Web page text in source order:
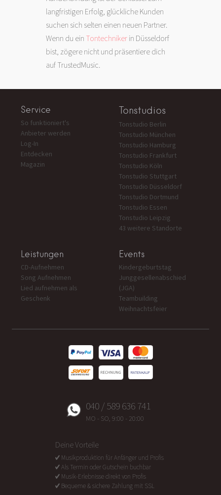
langfristigen Erfolg, glückliche Kunden
suchen sich selten einen neuen Partner.
Wenn du ein Tontechniker in Düsseldorf
bist, zögere nicht und präsentiere dich
auf TrustedMusic.
Service
So funktioniert's
Anbieter werden
Log-In
Entdecken
Magazin
Tonstudios
Tonstudio Berlin
Tonstudio München
Tonstudio Hamburg
Tonstudio Frankfurt
Tonstudio Köln
Tonstudio Stuttgart
Tonstudio Düsseldorf
Tonstudio Dortmund
Tonstudio Essen
Tonstudio Leipzig
43 weitere Standorte
Leistungen
CD-Aufnehmen
Song Aufnehmen
Lied aufnehmen als
Geschenk
Events
Kindergeburtstag
Junggesellenabschied
(JGA)
Teambuilding
Weihnachtsfeier
040 / 589 636 741
MO - SO, 9:00 - 20:00
Deine Vorteile
Musikproduktion für Anfänger und Profis
Als Termin oder Gutschein buchbar
Musik-Erlebnisse direkt von Profis
Bequeme & sichere Zahlung mit SSL